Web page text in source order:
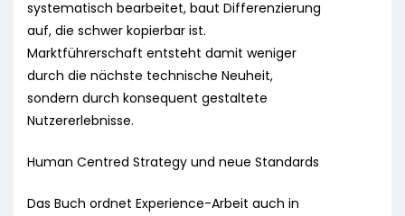
systematisch bearbeitet, baut Differenzierung
auf, die schwer kopierbar ist.
Marktführerschaft entsteht damit weniger
durch die nächste technische Neuheit,
sondern durch konsequent gestaltete
Nutzererlebnisse.
Human Centred Strategy und neue Standards
Das Buch ordnet Experience-Arbeit auch in